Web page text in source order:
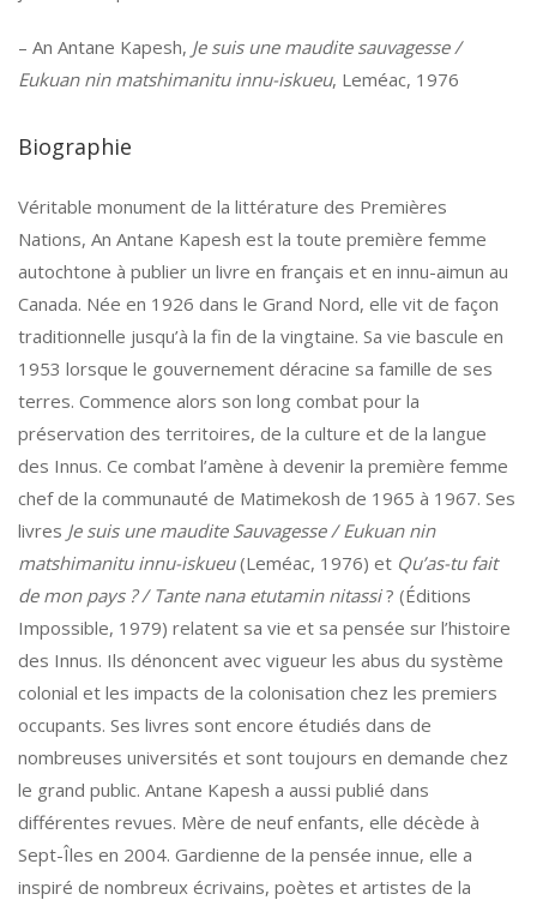
– An Antane Kapesh, Je suis une maudite sauvagesse /
Eukuan nin matshimanitu innu-iskueu, Leméac, 1976
Biographie
Véritable monument de la littérature des Premières
Nations, An Antane Kapesh est la toute première femme
autochtone à publier un livre en français et en innu-aimun au
Canada. Née en 1926 dans le Grand Nord, elle vit de façon
traditionnelle jusqu’à la fin de la vingtaine. Sa vie bascule en
1953 lorsque le gouvernement déracine sa famille de ses
terres. Commence alors son long combat pour la
préservation des territoires, de la culture et de la langue
des Innus. Ce combat l’amène à devenir la première femme
chef de la communauté de Matimekosh de 1965 à 1967. Ses
livres Je suis une maudite Sauvagesse / Eukuan nin
matshimanitu innu-iskueu(Leméac, 1976) et Qu’as-tu fait
de mon pays ? / Tante nana etutamin nitassi? (Éditions
Impossible, 1979) relatent sa vie et sa pensée sur l’histoire
des Innus. Ils dénoncent avec vigueur les abus du système
colonial et les impacts de la colonisation chez les premiers
occupants. Ses livres sont encore étudiés dans de
nombreuses universités et sont toujours en demande chez
le grand public. Antane Kapesh a aussi publié dans
différentes revues. Mère de neuf enfants, elle décède à
Sept-Îles en 2004. Gardienne de la pensée innue, elle a
inspiré de nombreux écrivains, poètes et artistes de la